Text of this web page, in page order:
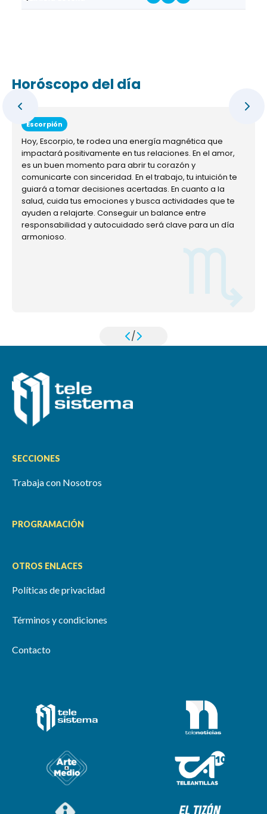
Horóscopo del día
Escorpión
Hoy, Escorpio, te rodea una energía magnética que
impactará positivamente en tus relaciones. En el amor,
es un buen momento para abrir tu corazón y
comunicarte con sinceridad. En el trabajo, tu intuición te
guiará a tomar decisiones acertadas. En cuanto a la
salud, cuida tus emociones y busca actividades que te
ayuden a relajarte. Conseguir un balance entre
responsabilidad y autocuidado será clave para un día
armonioso.
/
SECCIONES
Trabaja con Nosotros
PROGRAMACIÓN
OTROS ENLACES
Políticas de privacidad
Términos y condiciones
Contacto